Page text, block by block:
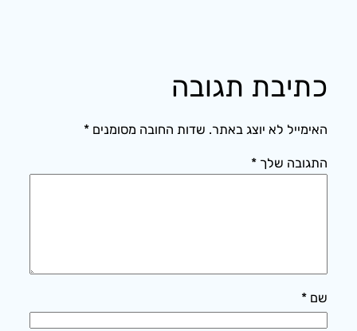
כתיבת תגובה
האימייל לא יוצג באתר. שדות החובה מסומנים *
התגובה שלך *
שם *